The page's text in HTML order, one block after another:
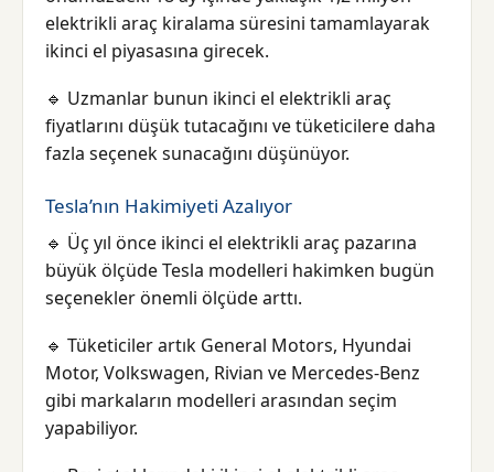
elektrikli araç kiralama süresini tamamlayarak
ikinci el piyasasına girecek.
🔹 Uzmanlar bunun ikinci el elektrikli araç
fiyatlarını düşük tutacağını ve tüketicilere daha
fazla seçenek sunacağını düşünüyor.
Tesla’nın Hakimiyeti Azalıyor
🔹 Üç yıl önce ikinci el elektrikli araç pazarına
büyük ölçüde Tesla modelleri hakimken bugün
seçenekler önemli ölçüde arttı.
🔹 Tüketiciler artık General Motors, Hyundai
Motor, Volkswagen, Rivian ve Mercedes-Benz
gibi markaların modelleri arasından seçim
yapabiliyor.